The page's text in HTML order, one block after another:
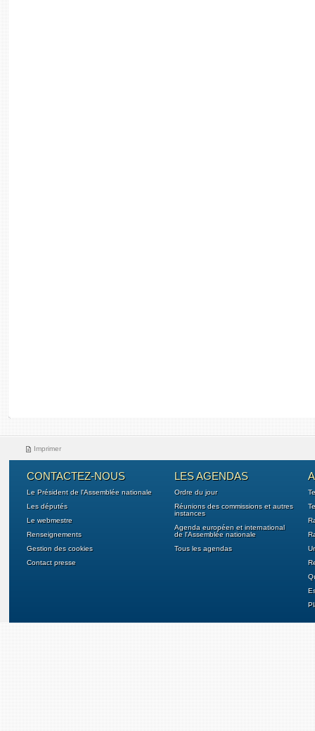
Imprimer
CONTACTEZ-NOUS
Le Président de l'Assemblée nationale
Les députés
Le webmestre
Renseignements
Gestion des cookies
Contact presse
LES AGENDAS
Ordre du jour
Réunions des commissions et autres
instances
Agenda européen et international
de l'Assemblée nationale
Tous les agendas